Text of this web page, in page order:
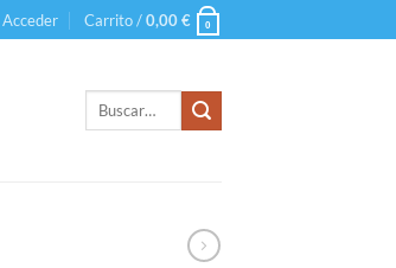
Acceder Carrito /0,00€ 0
Buscar